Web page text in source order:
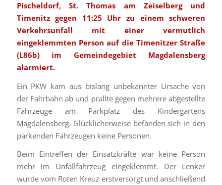
Pischeldorf, St. Thomas am Zeiselberg und
Timenitz gegen 11:25 Uhr zu einem schweren
Verkehrsunfall mit einer vermutlich
eingeklemmten Person auf die Timenitzer Straße
(L86b) im Gemeindegebiet Magdalensberg
alarmiert.
Ein PKW kam aus bislang unbekannter Ursache von
der Fahrbahn ab und prallte gegen mehrere abgestellte
Fahrzeuge am Parkplatz des Kindergartens
Magdalensberg. Glücklicherweise befanden sich in den
parkenden Fahrzeugen keine Personen.
Beim Eintreffen der Einsatzkräfte war keine Person
mehr im Unfallfahrzeug eingeklemmt. Der Lenker
wurde vom Roten Kreuz erstversorgt und anschließend